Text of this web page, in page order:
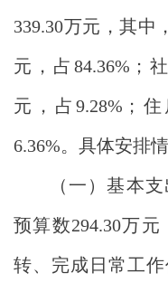
339.30万元，其中
元，占 84.36%；
元，占 9.28%； 住
6.36%。具体安排
（一）基本支
预算数294.30万元
转、完成日常工